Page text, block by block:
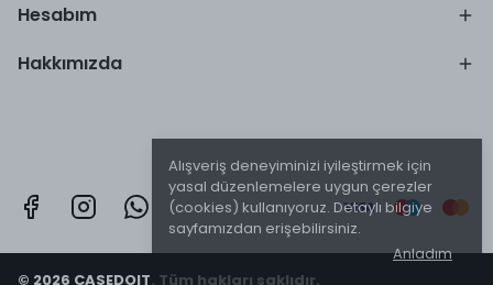
Alışveriş deneyiminizi iyileştirmek için
yasal düzenlemelere uygun çerezler
(cookies) kullanıyoruz. Detaylı bilgiye
sayfamızdan erişebilirsiniz.
Anladım
Hesabım
Hakkımızda
© 2026 CASEDOIT. Tüm hakları saklıdır.